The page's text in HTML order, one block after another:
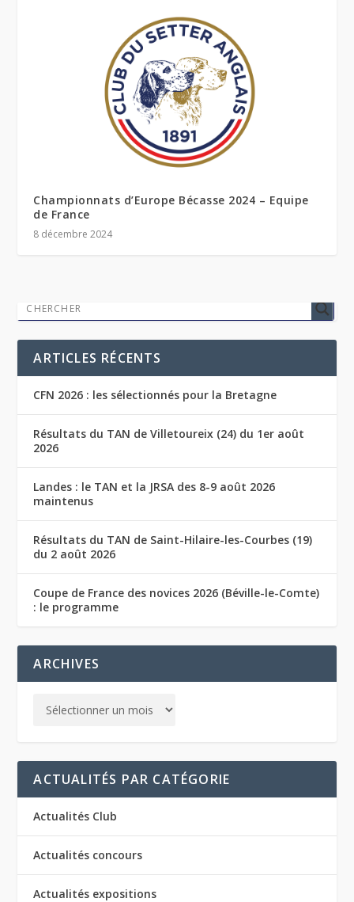
Championnats d’Europe Bécasse 2024 – Equipe
de France
8 décembre 2024
ARTICLES RÉCENTS
CFN 2026 : les sélectionnés pour la Bretagne
Résultats du TAN de Villetoureix (24) du 1er août
2026
Landes : le TAN et la JRSA des 8-9 août 2026
maintenus
Résultats du TAN de Saint-Hilaire-les-Courbes (19)
du 2 août 2026
Coupe de France des novices 2026 (Béville-le-Comte)
: le programme
ARCHIVES
ACTUALITÉS PAR CATÉGORIE
Actualités Club
Actualités concours
Actualités expositions